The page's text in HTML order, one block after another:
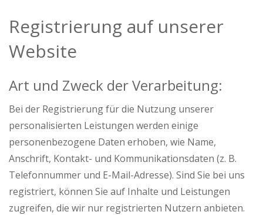
Registrierung auf unserer
Website
Art und Zweck der Verarbeitung:
Bei der Registrierung für die Nutzung unserer
personalisierten Leistungen werden einige
personenbezogene Daten erhoben, wie Name,
Anschrift, Kontakt- und Kommunikationsdaten (z. B.
Telefonnummer und E-Mail-Adresse). Sind Sie bei uns
registriert, können Sie auf Inhalte und Leistungen
zugreifen, die wir nur registrierten Nutzern anbieten.